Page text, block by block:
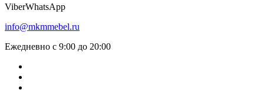
ViberWhatsApp
info@mkmmebel.ru
Ежедневно с 9:00 до 20:00